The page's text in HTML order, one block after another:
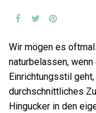
Wir mögen es
naturbelassen,
Einrichtungsstil
durchschnittliches
Hingucker in den